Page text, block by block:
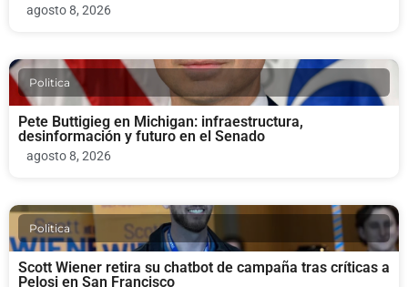
agosto 8, 2026
Politica
Pete Buttigieg en Michigan: infraestructura,
desinformación y futuro en el Senado
agosto 8, 2026
Politica
Scott Wiener retira su chatbot de campaña tras críticas a
Pelosi en San Francisco